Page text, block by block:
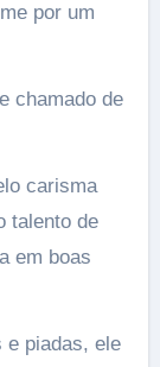
por um
chamado de
carisma
talento de
em boas
e piadas, ele